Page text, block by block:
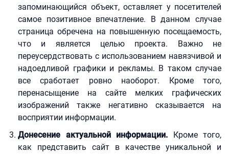
запоминающийся объект, оставляет у посетителей
самое позитивное впечатление. В данном случае
страница обречена на повышенную посещаемость,
что и является целью проекта. Важно не
переусердствовать с использованием навязчивой и
надоедливой графики и рекламы. В таком случае
все сработает ровно наоборот. Кроме того,
перенасыщение на сайте мелких графических
изображений также негативно сказывается на
восприятии информации.
Донесение актуальной информации. Кроме того,
как представить сайт в качестве уникальной и